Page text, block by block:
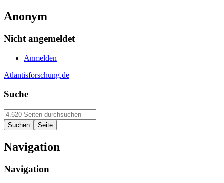
Anonym
Nicht angemeldet
Anmelden
Atlantisforschung.de
Suche
Navigation
Navigation